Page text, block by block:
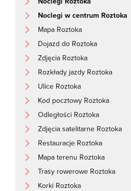
Noclegi w centrum Roztoka
Mapa Roztoka
Dojazd do Roztoka
Zdjęcia Roztoka
Rozkłady jazdy Roztoka
Ulice Roztoka
Kod pocztowy Roztoka
Odległości Roztoka
Zdjęcia satelitarne Roztoka
Restauracje Roztoka
Mapa terenu Roztoka
Trasy rowerowe Roztoka
Korki Roztoka